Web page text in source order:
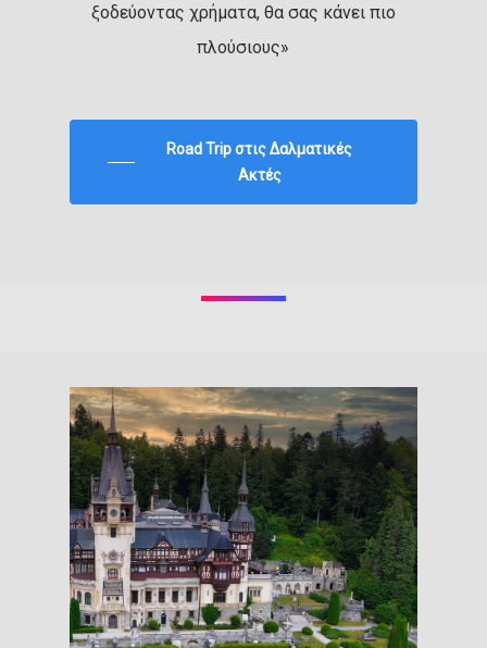
ξοδεύοντας χρήματα, θα σας κάνει πιο
πλούσιους»
Road Trip στις Δαλματικές
Ακτές